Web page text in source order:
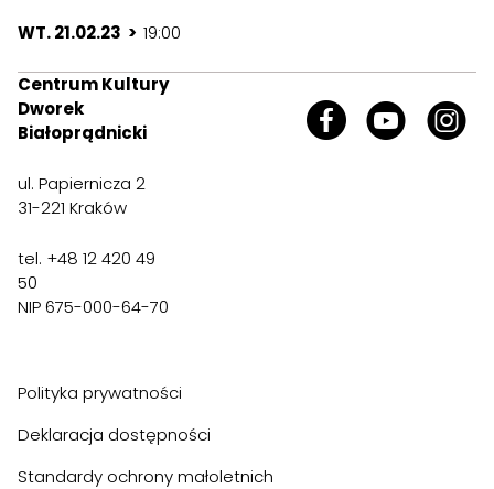
WT. 21.02.23 > 19:00
Centrum Kultury
Dworek
Białoprądnicki
ul. Papiernicza 2
31-221 Kraków
tel. +48 12 420 49
50
NIP 675-000-64-70
Polityka prywatności
Deklaracja dostępności
Standardy ochrony małoletnich